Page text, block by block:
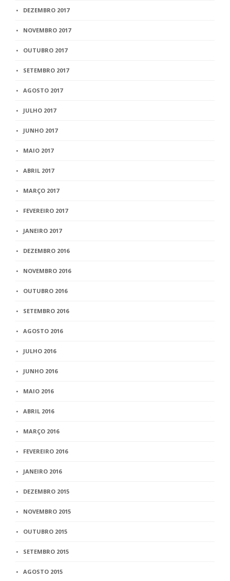
DEZEMBRO 2017
NOVEMBRO 2017
OUTUBRO 2017
SETEMBRO 2017
AGOSTO 2017
JULHO 2017
JUNHO 2017
MAIO 2017
ABRIL 2017
MARÇO 2017
FEVEREIRO 2017
JANEIRO 2017
DEZEMBRO 2016
NOVEMBRO 2016
OUTUBRO 2016
SETEMBRO 2016
AGOSTO 2016
JULHO 2016
JUNHO 2016
MAIO 2016
ABRIL 2016
MARÇO 2016
FEVEREIRO 2016
JANEIRO 2016
DEZEMBRO 2015
NOVEMBRO 2015
OUTUBRO 2015
SETEMBRO 2015
AGOSTO 2015